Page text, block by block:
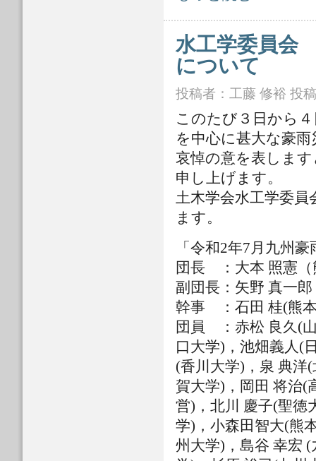
水工学委員会
について
投稿者： 工藤 修裕 投
このたび３日から
を中心に甚大な豪
哀悼の意を表しま
申し上げます。
土木学会水工学委
ます。
「令和2年7月九州
団長 ：大本 照憲（
副団長：矢野 真一
幹事 ：石田 桂(熊
団員 ：赤松 良久(
口大学)，池畑義人(
(香川大学)，泉 典洋
賀大学)，岡田 将治(
営)，北川 慶子(聖徳
学)，小森田智大(熊
州大学)，島谷 幸宏